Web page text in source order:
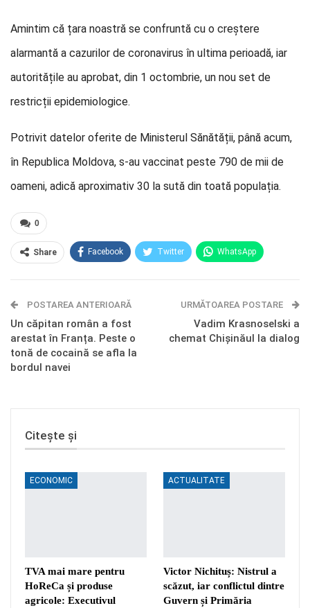
Amintim că țara noastră se confruntă cu o creștere
alarmantă a cazurilor de coronavirus în ultima perioadă, iar
autoritățile au aprobat, din 1 octombrie, un nou set de
restricții epidemiologice.
Potrivit datelor oferite de Ministerul Sănătății, până acum,
în Republica Moldova, s-au vaccinat peste 790 de mii de
oameni, adică aproximativ 30 la sută din toată populația.
0
Share Facebook Twitter WhatsApp
Telegram OK.ru
POSTAREA ANTERIOARĂ
Un căpitan român a fost
arestat în Franța. Peste o
tonă de cocaină se afla la
bordul navei
URMĂTOAREA POSTARE
Vadim Krasnoselski a
chemat Chișinăul la dialog
Citește și
ECONOMIC
TVA mai mare pentru
HoReCa și produse
agricole: Executivul
ACTUALITATE
Victor Nichituș: Nistrul a
scăzut, iar conflictul dintre
Guvern și Primăria